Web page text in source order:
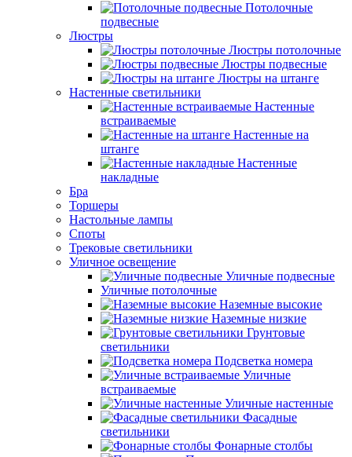
Потолочные
подвесные
Люстры
Люстры потолочные
Люстры подвесные
Люстры на штанге
Настенные светильники
Настенные
встраиваемые
Настенные на
штанге
Настенные
накладные
Бра
Торшеры
Настольные лампы
Споты
Трековые светильники
Уличное освещение
Уличные подвесные
Уличные потолочные
Наземные высокие
Наземные низкие
Грунтовые
светильники
Подсветка номера
Уличные
встраиваемые
Уличные настенные
Фасадные
светильники
Фонарные столбы